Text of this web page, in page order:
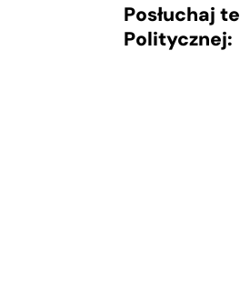
Posłuchaj
Politycznej: